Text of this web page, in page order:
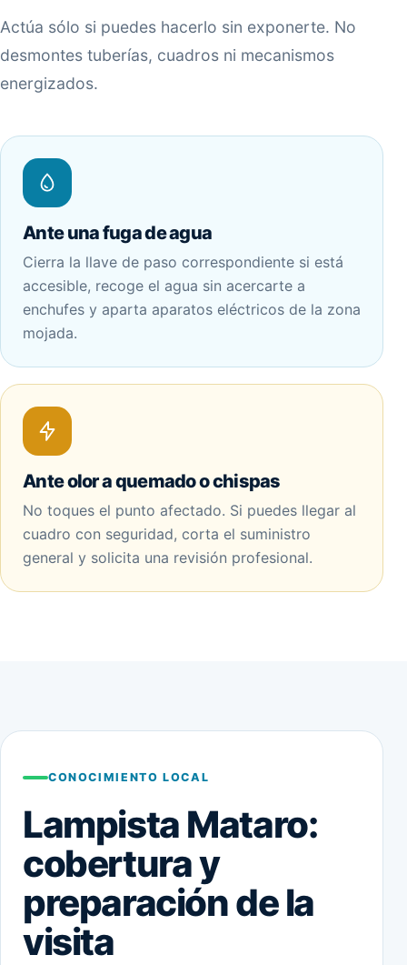
Actúa sólo si puedes hacerlo sin exponerte. No
desmontes tuberías, cuadros ni mecanismos
energizados.
Ante una fuga de agua
Cierra la llave de paso correspondiente si está
accesible, recoge el agua sin acercarte a
enchufes y aparta aparatos eléctricos de la zona
mojada.
Ante olor a quemado o chispas
No toques el punto afectado. Si puedes llegar al
cuadro con seguridad, corta el suministro
general y solicita una revisión profesional.
CONOCIMIENTO LOCAL
Lampista Mataro:
cobertura y
preparación de la
visita